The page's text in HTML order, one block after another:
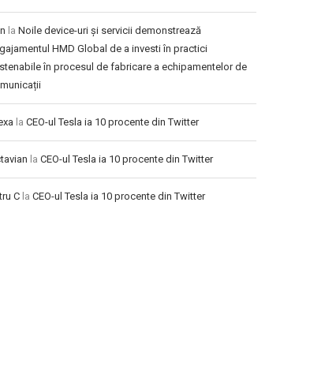
la Noile device-uri și servicii demonstrează
HMD Global de a investi în practici
în procesul de fabricare a echipamentelor de
la CEO-ul Tesla ia 10 procente din Twitter
la CEO-ul Tesla ia 10 procente din Twitter
C la CEO-ul Tesla ia 10 procente din Twitter